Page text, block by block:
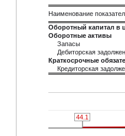
Наименование
Оборотный капитал в
Оборотные активы
Запасы
Дебиторская
Краткосрочные
Кредиторская
9.7
9.7
64.9
64.9
44.1
44.1